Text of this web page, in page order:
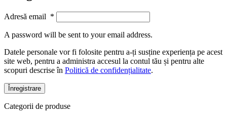
Adresă email *
A password will be sent to your email address.
Datele personale vor fi folosite pentru a-ți susține experiența pe acest
site web, pentru a administra accesul la contul tău și pentru alte
scopuri descrise în Politică de confidențialitate.
Înregistrare
Categorii de produse